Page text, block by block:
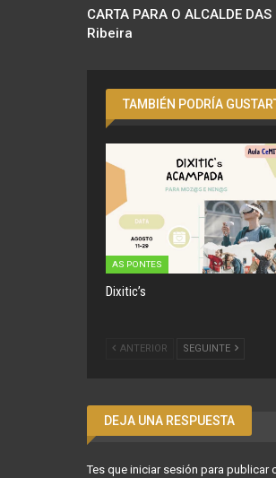
CARTA PARA O ALCALDE
Ribeira
TAMBIÉN PODRÍA
AS PONTES
Dixitic’s
ANTERIOR SEGUINTE
DEJA UNA RESPUESTA
Tes que iniciar sesión para publicar